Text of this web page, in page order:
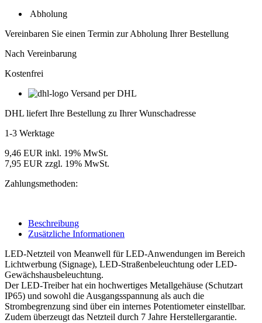
Menge
Abholung
Vereinbaren Sie einen Termin zur Abholung Ihrer Bestellung
Nach Vereinbarung
Kostenfrei
Versand per DHL
DHL liefert Ihre Bestellung zu Ihrer Wunschadresse
1-3 Werktage
9,46 EUR inkl. 19% MwSt.
7,95 EUR zzgl. 19% MwSt.
Zahlungsmethoden:
Beschreibung
Zusätzliche Informationen
LED-Netzteil von Meanwell für LED-Anwendungen im Bereich
Lichtwerbung (Signage), LED-Straßenbeleuchtung oder LED-
Gewächshausbeleuchtung.
Der LED-Treiber hat ein hochwertiges Metallgehäuse (Schutzart
IP65) und sowohl die Ausgangsspannung als auch die
Strombegrenzung sind über ein internes Potentiometer einstellbar.
Zudem überzeugt das Netzteil durch 7 Jahre Herstellergarantie.